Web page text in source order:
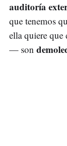
auditoría
que tenemos
ella quiere
— son